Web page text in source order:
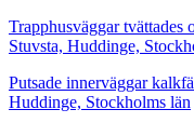
Trapphusväggar tvättades
Stuvsta, Huddinge,
Putsade innerväggar
Huddinge, Stockholms län